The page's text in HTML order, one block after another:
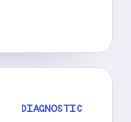
DIAGNOSTIC